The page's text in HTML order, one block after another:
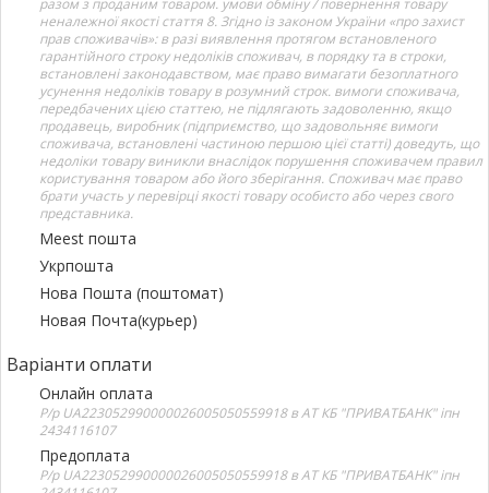
неналежної якості стаття 8. Згідно із законом України «про захист
прав споживачів»: в разі виявлення протягом встановленого
гарантійного строку недоліків споживач, в порядку та в строки,
встановлені законодавством, має право вимагати безоплатного
усунення недоліків товару в розумний строк. вимоги споживача,
передбачених цією статтею, не підлягають задоволенню, якщо
продавець, виробник (підприємство, що задовольняє вимоги
споживача, встановлені частиною першою цієї статті) доведуть, що
недоліки товару виникли внаслідок порушення споживачем правил
користування товаром або його зберігання. Споживач має право
брати участь у перевірці якості товару особисто або через свого
представника.
Meest пошта
Укрпошта
Нова Пошта (поштомат)
Новая Почта(курьер)
Варіанти оплати
Онлайн оплата
Р/р UA223052990000026005050559918 в АТ КБ "ПРИВАТБАНК" іпн
2434116107
Предоплата
Р/р UA223052990000026005050559918 в АТ КБ "ПРИВАТБАНК" іпн